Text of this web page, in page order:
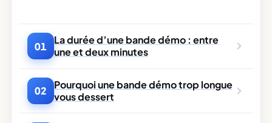
01 La durée d’une bande démo : entre
une et deux minutes
02
Pourquoi une bande démo trop longue
vous dessert